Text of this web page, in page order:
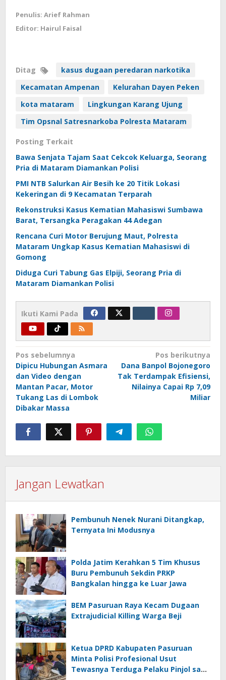
Penulis: Arief Rahman
Editor: Hairul Faisal
Ditag
kasus dugaan peredaran narkotika
Kecamatan Ampenan
Kelurahan Dayen Peken
kota mataram
Lingkungan Karang Ujung
Tim Opsnal Satresnarkoba Polresta Mataram
Posting Terkait
Bawa Senjata Tajam Saat Cekcok Keluarga, Seorang
Pria di Mataram Diamankan Polisi
PMI NTB Salurkan Air Besih ke 20 Titik Lokasi
Kekeringan di 9 Kecamatan Terparah
Rekonstruksi Kasus Kematian Mahasiswi Sumbawa
Barat, Tersangka Peragakan 44 Adegan
Rencana Curi Motor Berujung Maut, Polresta
Mataram Ungkap Kasus Kematian Mahasiswi di
Gomong
Diduga Curi Tabung Gas Elpiji, Seorang Pria di
Mataram Diamankan Polisi
Ikuti Kami Pada
Navigasi
pos
Pos sebelumnya
Dipicu Hubungan Asmara
dan Video dengan
Mantan Pacar, Motor
Tukang Las di Lombok
Dibakar Massa
Pos berikutnya
Dana Banpol Bojonegoro
Tak Terdampak Efisiensi,
Nilainya Capai Rp 7,09
Miliar
Jangan Lewatkan
Pembunuh Nenek Nurani Ditangkap,
Ternyata Ini Modusnya
Polda Jatim Kerahkan 5 Tim Khusus
Buru Pembunuh Sekdin PRKP
Bangkalan hingga ke Luar Jawa
BEM Pasuruan Raya Kecam Dugaan
Extrajudicial Killing Warga Beji
Ketua DPRD Kabupaten Pasuruan
Minta Polisi Profesional Usut
Tewasnya Terduga Pelaku Pinjol saat